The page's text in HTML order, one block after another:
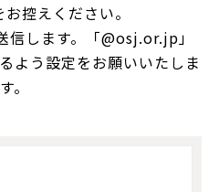
控えください。
します。「@osj.or.jp」
よう設定をお願いいたしま
す。